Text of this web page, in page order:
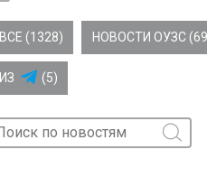
ВСЕ (1328) НОВОСТИ ОУЗС
ИЗ (5)